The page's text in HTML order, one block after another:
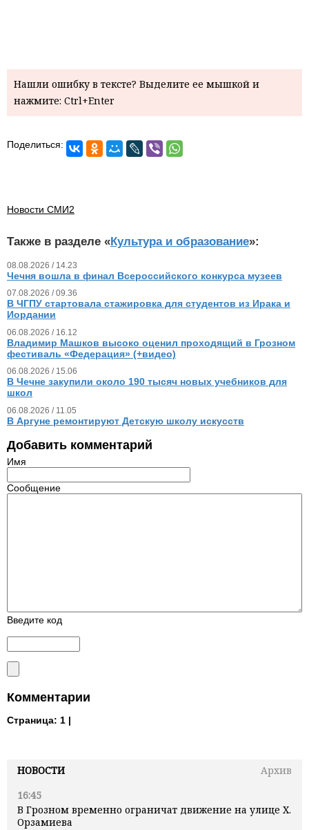
НОВОСТИ
Архив
16:45
В Грозном временно ограничат движение на улице Х.
Орзамиева
Нашли ошибку в тексте? Выделите ее мышкой и
нажмите: Ctrl+Enter
Поделиться:
Новости СМИ2
Также в разделе «Культура и образование»:
08.08.2026 / 14.23
Чечня вошла в финал Всероссийского конкурса музеев
07.08.2026 / 09.36
В ЧГПУ стартовала стажировка для студентов из Ирака и
Иордании
06.08.2026 / 16.12
Владимир Машков высоко оценил проходящий в Грозном
фестиваль «Федерация» (+видео)
06.08.2026 / 15.06
В Чечне закупили около 190 тысяч новых учебников для
школ
06.08.2026 / 11.05
В Аргуне ремонтируют Детскую школу искусств
Добавить комментарий
Имя
Сообщение
Введите код
Комментарии
Страница: 1 |